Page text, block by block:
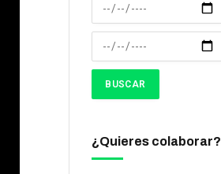
¿Quieres colaborar?